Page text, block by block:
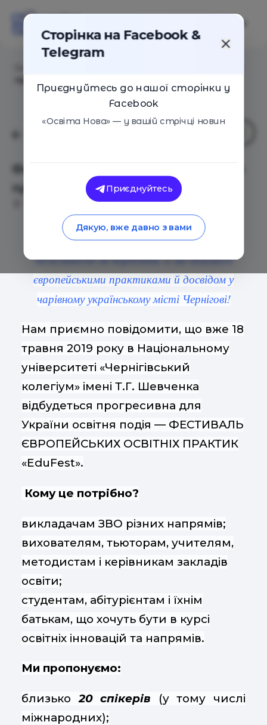
Фестиваль європейських освітніх
практик EduFest
18 Травня 2019 3466
Хтось ловить ґав, хтось — освітні
можливості за кордоном, а ми ділимося
європейськими практиками й досвідом у
чарівному українському місті Чернігові!
Нам приємно повідомити, що вже 18
травня 2019 року в Національному
університеті «Чернігівський
колегіум» імені Т.Г. Шевченка
відбудеться прогресивна для
України освітня подія — ФЕСТИВАЛЬ
ЄВРОПЕЙСЬКИХ ОСВІТНІХ ПРАКТИК
«EduFest».
Кому це потрібно?
викладачам ЗВО різних напрямів;
вихователям, тьюторам, учителям,
методистам і керівникам закладів
освіти;
студентам, абітурієнтам і їхнім
батькам, що хочуть бути в курсі
освітніх інновацій та напрямів.
Ми пропонуємо:
близько20 спікерів (у тому числі
міжнародних);
Сторінка на Facebook &
Telegram
Приєднуйтесь до нашої сторінки у
Facebook
«Освіта Нова» — у вашій стрічці новин
Приєднуйтесь
Дякую, вже давно з вами